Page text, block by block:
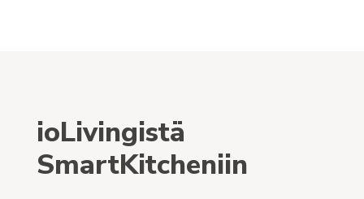
ioLivingistä
SmartKitcheniin